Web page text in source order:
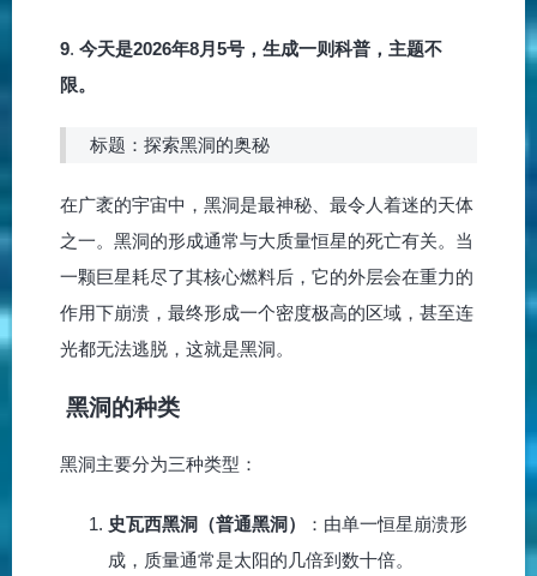
9. 今天是2026年8月5号，生成一则科普，主题不
限。
标题：探索黑洞的奥秘
在广袤的宇宙中，黑洞是最神秘、最令人着迷的天体
之一。黑洞的形成通常与大质量恒星的死亡有关。当
一颗巨星耗尽了其核心燃料后，它的外层会在重力的
作用下崩溃，最终形成一个密度极高的区域，甚至连
光都无法逃脱，这就是黑洞。
黑洞的种类
黑洞主要分为三种类型：
史瓦西黑洞（普通黑洞）
：由单一恒星崩溃形
成，质量通常是太阳的几倍到数十倍。